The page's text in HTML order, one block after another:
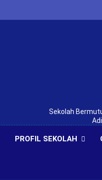
Sekolah
PROFIL SEKOLAH